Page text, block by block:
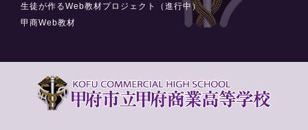
生徒が作るWeb教材プロジェクト（進行中）
甲商Web教材